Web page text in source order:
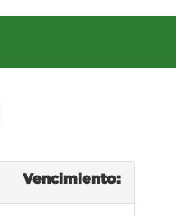
Vencimiento: